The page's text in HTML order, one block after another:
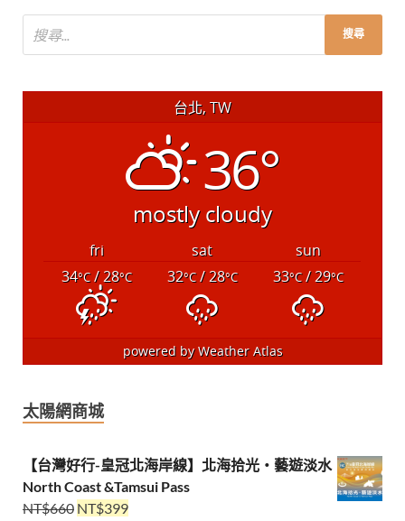
台北, TW
36°
mostly cloudy
fri sat
sun
34°C/ 28°C 32°C/ 28°C 33°C/ 29°C
powered byWeather Atlas
太陽網商城
【台灣好行-皇冠北海岸線】北海拾光・藝遊淡水
North Coast &Tamsui Pass
NT$660 NT$399